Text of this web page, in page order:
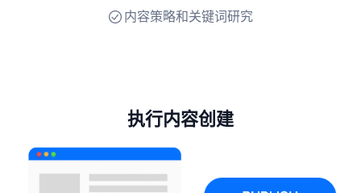
内容策略和关键词研究
执行内容创建